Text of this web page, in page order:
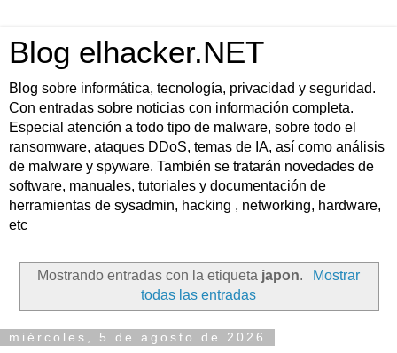
Blog elhacker.NET
Blog sobre informática, tecnología, privacidad y seguridad.
Con entradas sobre noticias con información completa.
Especial atención a todo tipo de malware, sobre todo el
ransomware, ataques DDoS, temas de IA, así como análisis
de malware y spyware. También se tratarán novedades de
software, manuales, tutoriales y documentación de
herramientas de sysadmin, hacking , networking, hardware,
etc
Mostrando entradas con la etiqueta japon.
Mostrar
todas las entradas
miércoles, 5 de agosto de 2026